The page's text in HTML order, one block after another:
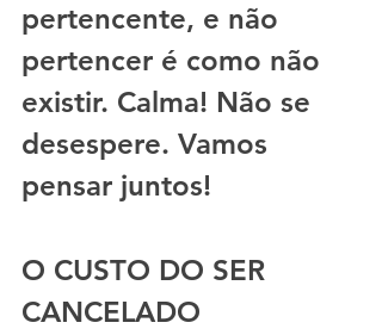
pertencente, e não
pertencer é como não
existir. Calma! Não se
desespere. Vamos
pensar juntos!
O CUSTO DO SER
CANCELADO